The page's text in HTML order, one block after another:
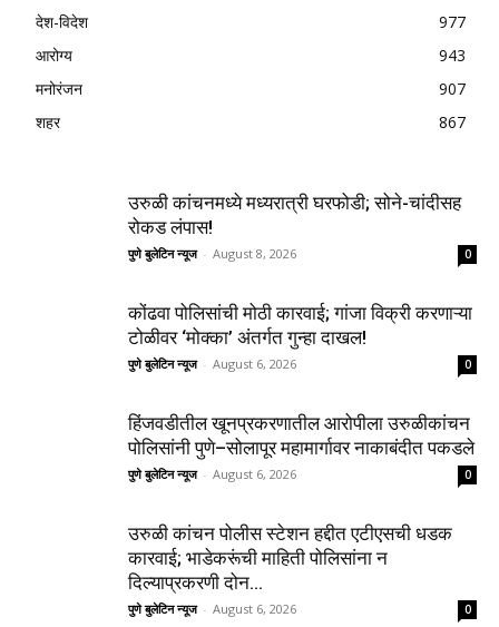
देश-विदेश
977
आरोग्य
943
मनोरंजन
907
शहर
867
उरुळी कांचनमध्ये मध्यरात्री घरफोडी; सोने-चांदीसह
रोकड लंपास!
पुणे बुलेटिन न्यूज - August 8, 2026 0
कोंढवा पोलिसांची मोठी कारवाई; गांजा विक्री करणाऱ्या
टोळीवर ‘मोक्का’ अंतर्गत गुन्हा दाखल!
पुणे बुलेटिन न्यूज - August 6, 2026 0
हिंजवडीतील खूनप्रकरणातील आरोपीला उरुळीकांचन
पोलिसांनी पुणे–सोलापूर महामार्गावर नाकाबंदीत पकडले
पुणे बुलेटिन न्यूज - August 6, 2026 0
उरुळी कांचन पोलीस स्टेशन हद्दीत एटीएसची धडक
कारवाई; भाडेकरूंची माहिती पोलिसांना न
दिल्याप्रकरणी दोन...
पुणे बुलेटिन न्यूज - August 6, 2026 0